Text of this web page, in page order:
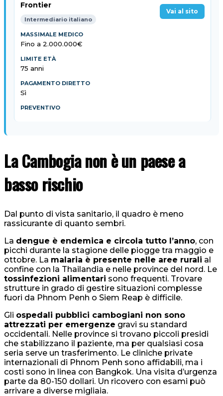
Frontier
Intermediario italiano
Vai al sito
Fino a 2.000.000€
75 anni
Sì
La Cambogia non è un paese a
basso rischio
Dal punto di vista sanitario, il quadro è meno
rassicurante di quanto sembri.
La dengue è endemica e circola tutto l’anno, con
picchi durante la stagione delle piogge tra maggio e
ottobre. La malaria è presente nelle aree rurali al
confine con la Thailandia e nelle province del nord. Le
tossinfezioni alimentari sono frequenti. Trovare
strutture in grado di gestire situazioni complesse
fuori da Phnom Penh o Siem Reap è difficile.
Gli ospedali pubblici cambogiani non sono
attrezzati per emergenze gravi su standard
occidentali. Nelle province si trovano piccoli presidi
che stabilizzano il paziente, ma per qualsiasi cosa
seria serve un trasferimento. Le cliniche private
internazionali di Phnom Penh sono affidabili, ma i
costi sono in linea con Bangkok. Una visita d’urgenza
parte da 80-150 dollari. Un ricovero con esami può
arrivare a diverse migliaia.